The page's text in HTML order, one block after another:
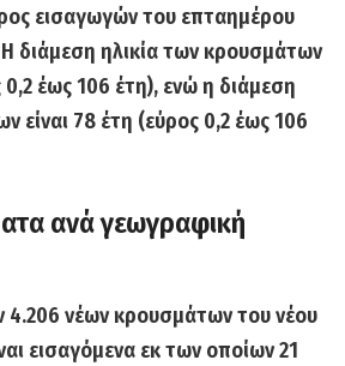
εισαγωγώντου επταημέρου
Η διάμεση ηλικία των κρουσμάτων
0,2 έως 106 έτη), ενώ η διάμεση
είναι 78 έτη (εύρος 0,2 έως 106
ανά γεωγραφική
4.206 νέων κρουσμάτων του νέου
εισαγόμενα εκ των οποίων21